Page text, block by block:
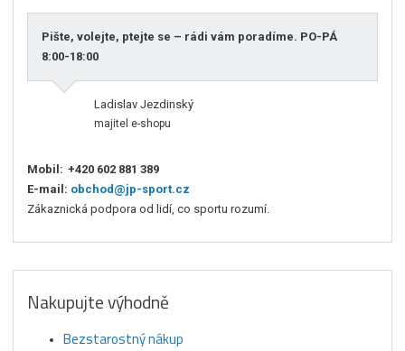
Pište, volejte, ptejte se – rádi vám poradíme. PO-PÁ
8:00-18:00
Ladislav Jezdinský
majitel e-shopu
Mobil: +420 602 881 389
E-mail: obchod@jp-sport.cz
Zákaznická podpora od lidí, co sportu rozumí.
Nakupujte výhodně
Bezstarostný nákup